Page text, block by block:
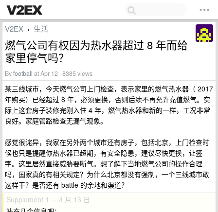
V2EX › 生活
燃气公司有权因为热水器超过 8 年而给
家里停气吗？
Byfootball at Apr 12 · 8385 views
某三线城市，今天燃气公司上门检查，表示家里的燃气热水器（ 2017
年购买）已经超过 8 年，必须更换，否则后续不再允许充值燃气。实
际上这套房子装修完刚入住 4 年，燃气热水器和新的一样，工况非常
良好。家庭管路检查无漏气现象。
感觉很诧异，我家在另外两个城市还有房子，包括北京，上门检查时
候也只是提醒你热水器已超期，有安全隐患，建议尽快更换，让签
字。这里居然直接威胁要断气。想了解下当地燃气公司的操作合理
吗，国家真的有相关规定？为什么北京都没有强制，一个三线城市敢
这样干？是否还有 battle 的余地和渠道？
Supplement 1 · 4 月 13 日